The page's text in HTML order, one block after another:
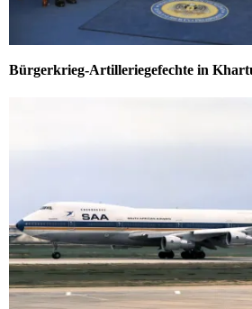
Bürgerkrieg-Artilleriegefechte in